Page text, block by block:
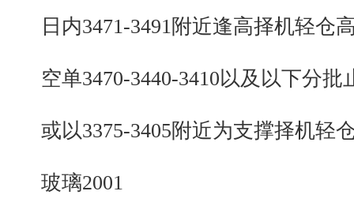
日内3471-3491附近逢高择机轻仓
空单3470-3440-3410以及以下分批
或以3375-3405附近为支撑择机轻
玻璃2001